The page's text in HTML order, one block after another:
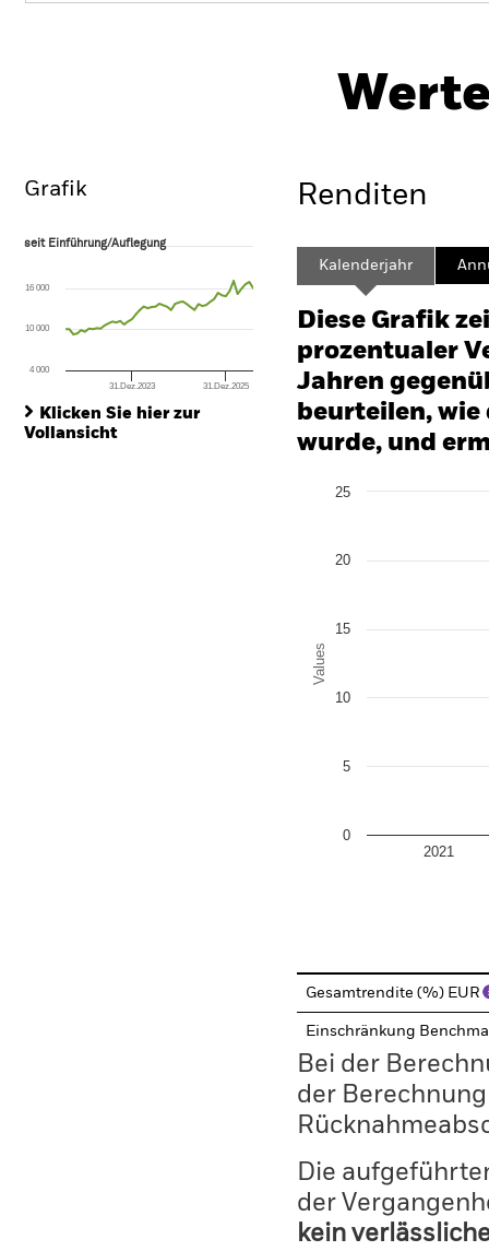
Grafik
seit Einführung/Auflegung
The chart has 1 X axis displaying Time. Range: 2022-07-31 00:00:00 to
The chart has 1 Y axis displaying values. Range: -60 to 120.
seit Einführung/Auflegung
31.Dez.2023 31.Dez.2025
4 000
10 000
16 000
Klicken Sie hier zur
Vollansicht
Renditen
Kalenderjahr
Diese Grafik
prozentualer
Jahren
beurteilen,
wurde, und
Chart
Bar chart with 2 data
Values
2021
0
5
10
15
20
25
Gesamtrendite (%) EUR
Einschränkung
Bei der
der
Die
der
kein